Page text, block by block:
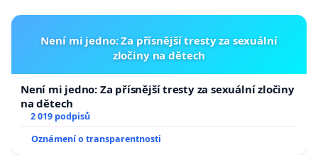
Není mi jedno: Za přísnější tresty za sexuální
zločiny na dětech
Není mi jedno: Za přísnější tresty za sexuální zločiny
na dětech
2 019 podpisů
Oznámení o transparentnosti